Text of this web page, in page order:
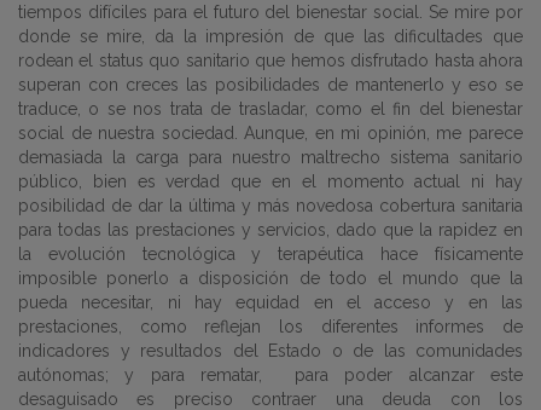
tiempos difíciles para el futuro del bienestar social. Se mire por
donde se mire, da la impresión de que las dificultades que
rodean el status quo sanitario que hemos disfrutado hasta ahora
superan con creces las posibilidades de mantenerlo y eso se
traduce, o se nos trata de trasladar, como el fin del bienestar
social de nuestra sociedad. Aunque, en mi opinión, me parece
demasiada la carga para nuestro maltrecho sistema sanitario
público, bien es verdad que en el momento actual ni hay
posibilidad de dar la última y más novedosa cobertura sanitaria
para todas las prestaciones y servicios, dado que la rapidez en
la evolución tecnológica y terapéutica hace físicamente
imposible ponerlo a disposición de todo el mundo que la
pueda necesitar, ni hay equidad en el acceso y en las
prestaciones, como reflejan los diferentes informes de
indicadores y resultados del Estado o de las comunidades
autónomas; y para rematar, para poder alcanzar este
desaguisado es preciso contraer una deuda con los